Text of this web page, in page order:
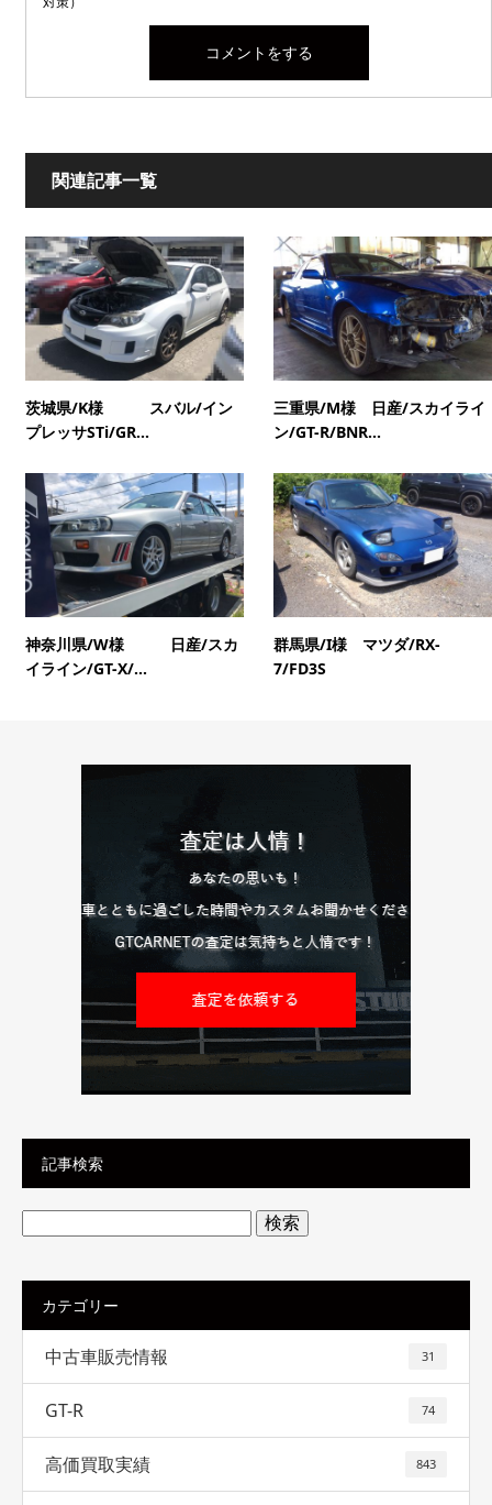
関連記事一覧
茨城県/K様 スバル/イン
プレッサSTi/GR...
三重県/M様 日産/スカイライ
ン/GT-R/BNR...
神奈川県/W様 日産/スカ
イライン/GT-X/...
群馬県/I様 マツダ/RX-
7/FD3S
記事検索
検
索:
カテゴリー
中古車販売情報 31
GT-R 74
高価買取実績 843